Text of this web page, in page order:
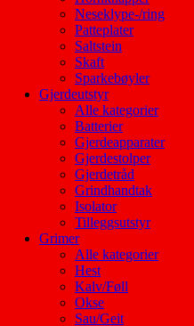
Neseklype-/ring
Patteplater
Saltstein
Skaft
Sparkebøyler
Gjerdeutstyr
Alle kategorier
Batterier
Gjerdeapparater
Gjerdestolper
Gjerdetråd
Grindhandtak
Isolator
Tilleggsutstyr
Grimer
Alle kategorier
Hest
Kalv/Føll
Okse
Sau/Geit